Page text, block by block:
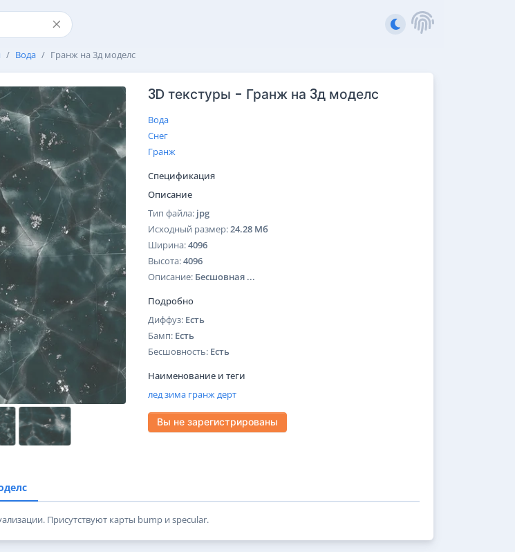
Вода Гранж на 3д моделс
3D текстуры - Гранж на 3д моделс
Вода
Снег
Гранж
Спецификация
Описание
Тип файла: jpg
Исходный размер:24.28 Мб
Ширина:4096
Высота:4096
Описание: Бесшовная ...
Подробно
Диффуз: Есть
Бамп: Есть
Бесшовность: Есть
Наименование и теги
ледзима гранждерт
Вы не зарегистрированы
Присутствуют карты bump и specular.